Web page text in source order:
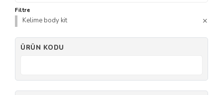
Filtre
Kelime body kit
ÜRÜN KODU